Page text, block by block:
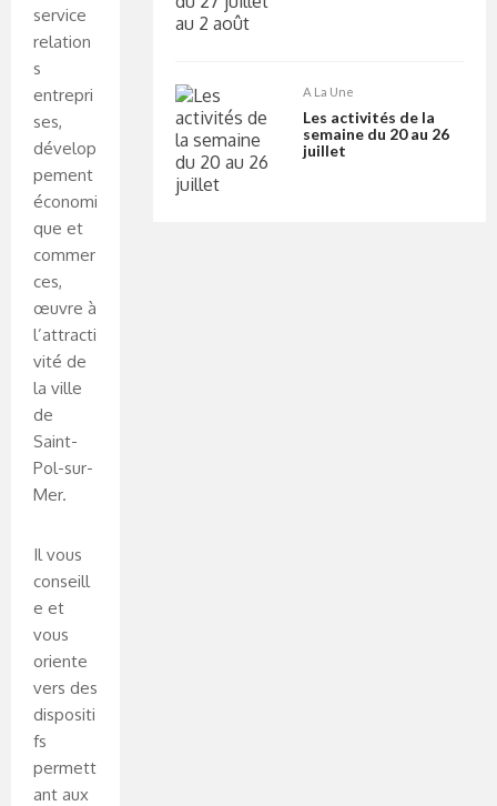
service
relation
s
entrepri
ses,
dévelop
pement
économi
que et
commer
ces,
œuvre à
l’attracti
vité de
la ville
de
Saint-
Pol-sur-
Mer.
Il vous
conseill
e et
vous
oriente
vers des
dispositi
fs
permett
ant aux
A La Une
Les activités de la
semaine du 20 au 26
juillet